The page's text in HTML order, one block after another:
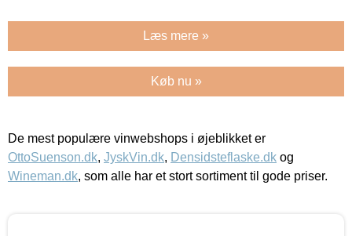
Læs mere »
Køb nu »
De mest populære vinwebshops i øjeblikket er
OttoSuenson.dk, JyskVin.dk, Densidsteflaske.dk og
Wineman.dk, som alle har et stort sortiment til gode priser.